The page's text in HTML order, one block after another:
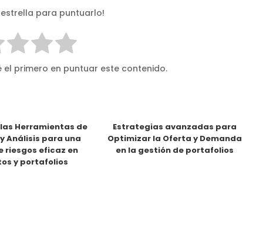
estrella para puntuarlo!
el primero en puntuar este contenido.
Herramientas de
Análisis para una
riesgos eficaz en
y portafolios
Estrategias avanzadas para
Optimizar la Oferta y Demanda
en la gestión de portafolios